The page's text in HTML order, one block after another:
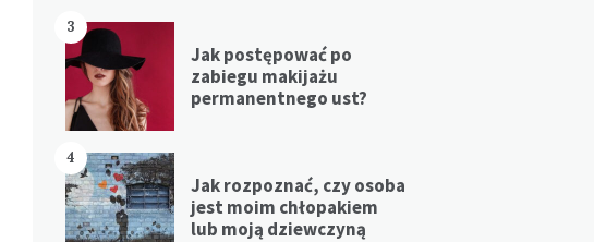
3
Jak postępować po
zabiegu makijażu
permanentnego ust?
4
Jak rozpoznać, czy osoba
jest moim chłopakiem
lub moją dziewczyną